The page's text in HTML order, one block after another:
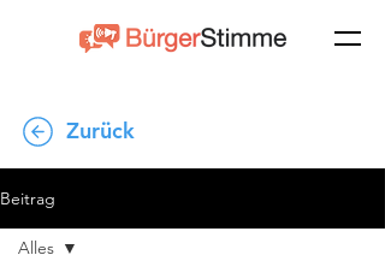
Zurück
Beitrag
Alles